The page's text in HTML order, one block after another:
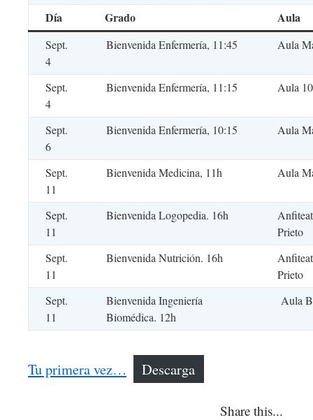
Día
Grado Aula
Sept.
4
Bienvenida Enfermería, 11:45 Aula
Sept.
4
Bienvenida Enfermería, 11:15 Aula 10
Sept.
6
Bienvenida Enfermería, 10:15 Aula
Sept.
11
Bienvenida Medicina, 11h Aula
Sept.
11
Bienvenida Logopedia. 16h
Prieto
Sept.
11
Bienvenida Nutrición. 16h
Prieto
Sept.
11
Bienvenida Ingeniería
Biomédica. 12h
Aula
Tu primera vez… Descarga
Share this...